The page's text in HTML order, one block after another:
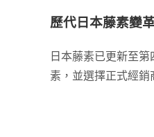
歷代日本藤素變
日本藤素已更新至
素，並選擇正式經銷